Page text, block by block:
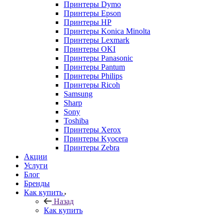
Принтеры Dymo
Принтеры Epson
Принтеры HP
Принтеры Konica Minolta
Принтеры Lexmark
Принтеры OKI
Принтеры Panasonic
Принтеры Pantum
Принтеры Philips
Принтеры Ricoh
Samsung
Sharp
Sony
Toshiba
Принтеры Xerox
Принтеры Kyocera
Принтеры Zebra
Акции
Услуги
Блог
Бренды
Как купить
Назад
Как купить